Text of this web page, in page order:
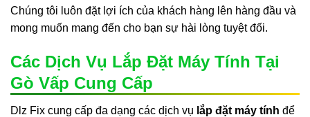
Chúng tôi luôn đặt lợi ích của khách hàng lên hàng đầu và
mong muốn mang đến cho bạn sự hài lòng tuyệt đối.
Các Dịch Vụ Lắp Đặt Máy Tính Tại
Gò Vấp Cung Cấp
Dlz Fix cung cấp đa dạng các dịch vụ lắp đặt máy tính để